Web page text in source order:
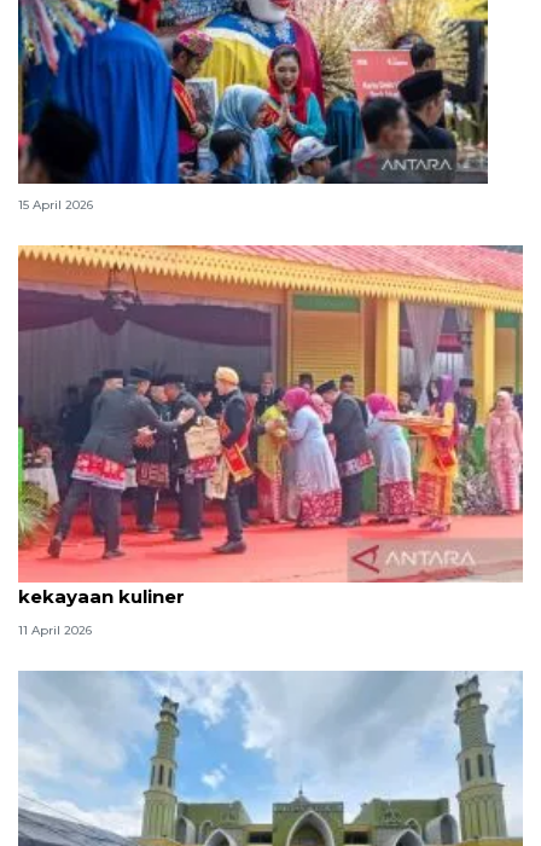
Lebaran Betawi, harmoni tradisi dan kota global
15 April 2026
Tradisi hantaran Lebaran Betawi simbol bakti dan
kekayaan kuliner
11 April 2026